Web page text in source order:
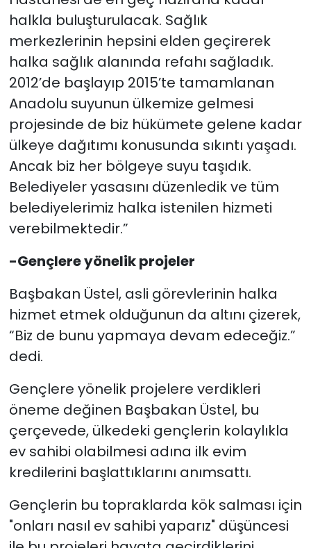
halkla buluşturulacak. Sağlık
merkezlerinin hepsini elden geçirerek
halka sağlık alanında refahı sağladık.
2012’de başlayıp 2015’te tamamlanan
Anadolu suyunun ülkemize gelmesi
projesinde de biz hükümete gelene kadar
ülkeye dağıtımı konusunda sıkıntı yaşadı.
Ancak biz her bölgeye suyu taşıdık.
Belediyeler yasasını düzenledik ve tüm
belediyelerimiz halka istenilen hizmeti
verebilmektedir.”
-Gençlere yönelik projeler
Başbakan Üstel, asli görevlerinin halka
hizmet etmek olduğunun da altını çizerek,
“Biz de bunu yapmaya devam edeceğiz.”
dedi.
Gençlere yönelik projelere verdikleri
öneme değinen Başbakan Üstel, bu
çerçevede, ülkedeki gençlerin kolaylıkla
ev sahibi olabilmesi adına ilk evim
kredilerini başlattıklarını anımsattı.
Gençlerin bu topraklarda kök salması için
"onları nasıl ev sahibi yaparız" düşüncesi